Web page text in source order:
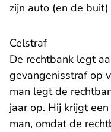
zijn auto (en de
Celstraf
De rechtbank legt
gevangenisstraf op
man legt de
jaar op. Hij krijgt
man, omdat de